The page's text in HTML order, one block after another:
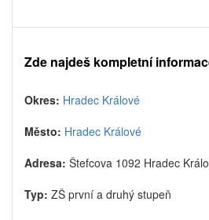
Zde najdeš kompletní
Okres: Hradec Králové
Město: Hradec Králové
Adresa: Štefcova 1092 Hradec
Typ: ZŠ první a druhý stupeň